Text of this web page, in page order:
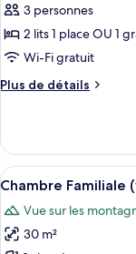
Tub
and
Sauna)
lits
(with
Access
Hot
type
de
chambre :
Supérieure
avec
lits
jumeaux
(with
Access
3 personnes
2 lits 1 place OU 1
Wi-Fi gratuit
Plus de détails
Plus
le
type
de
Chambre
Supérieure
Double
Afficher
toutes
les
photos
19
Chambre Familiale
Vue sur les
30 m²